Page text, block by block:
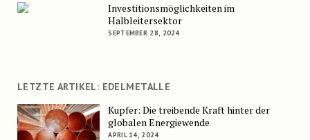
Investitionsmöglichkeiten im
Halbleitersektor
SEPTEMBER 28, 2024
LETZTE ARTIKEL: EDELMETALLE
Kupfer: Die treibende Kraft hinter der
globalen Energiewende
APRIL 14, 2024